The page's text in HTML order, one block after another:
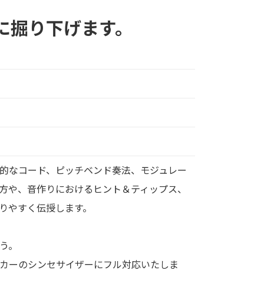
り下げます。
なコード、ピッチベンド奏法、モジュレー
、音作りにおけるヒント＆ティップス、
やすく伝授します。
。
ーのシンセサイザーにフル対応いたしま